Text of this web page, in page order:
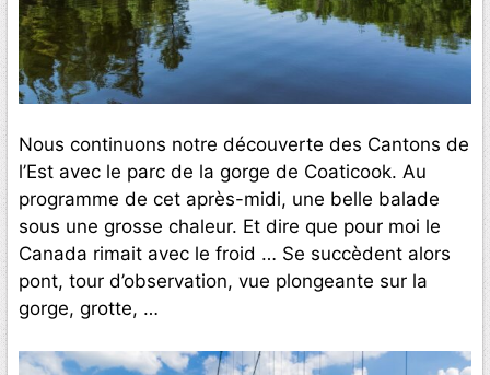
Nous continuons notre découverte des Cantons de
l’Est avec le parc de la gorge de Coaticook. Au
programme de cet après-midi, une belle balade
sous une grosse chaleur. Et dire que pour moi le
Canada rimait avec le froid … Se succèdent alors
pont, tour d’observation, vue plongeante sur la
gorge, grotte, …